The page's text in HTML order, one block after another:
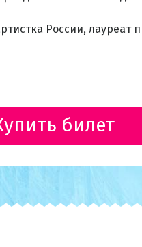
России,
билет